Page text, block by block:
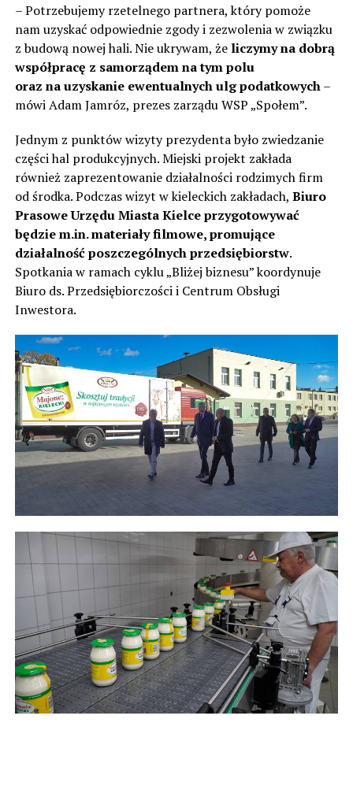
– Potrzebujemy rzetelnego partnera, który pomoże
nam uzyskać odpowiednie zgody i zezwolenia w związku
z budową nowej hali. Nie ukrywam, że liczymy na dobrą
współpracę z samorządem na tym polu
oraz na uzyskanie ewentualnych ulg podatkowych–
mówi Adam Jamróz, prezes zarządu WSP „Społem”.
Jednym z punktów wizyty prezydenta było zwiedzanie
części hal produkcyjnych. Miejski projekt zakłada
również zaprezentowanie działalności rodzimych firm
od środka. Podczas wizyt w kieleckich zakładach, Biuro
Prasowe Urzędu Miasta Kielce przygotowywać
będzie m.in. materiały filmowe, promujące
działalność poszczególnych przedsiębiorstw.
Spotkania w ramach cyklu „Bliżej biznesu” koordynuje
Biuro ds. Przedsiębiorczości i Centrum Obsługi
Inwestora.